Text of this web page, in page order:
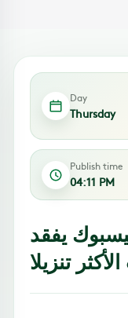
Day
Thursday
Publish time
04:11 PM
يفقد
تنزيلا